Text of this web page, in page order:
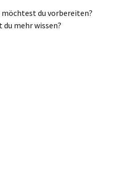
du vorbereiten?
mehr wissen?